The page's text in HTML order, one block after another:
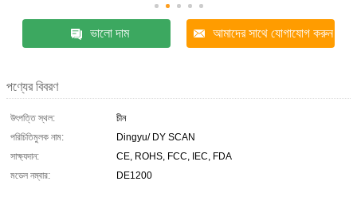
ভালো দাম আমাদের সাথে যোগাযোগ করুন
পণ্যের বিবরণ
উৎপত্তি স্থল:
চীন
পরিচিতিমুলক নাম:
Dingyu/ DY SCAN
সাক্ষ্যদান:
CE, ROHS, FCC, IEC, FDA
মডেল নম্বার:
DE1200